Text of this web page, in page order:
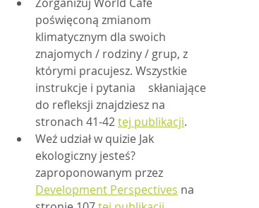
poświęconą zmianom
klimatycznym dla swoich
znajomych / rodziny / grup, z
którymi pracujesz. Wszystkie
instrukcje i pytania 	skłaniające
do refleksji znajdziesz na
stronach 41-42 tej publikacji.
Weź udział w quizie Jak
ekologiczny jesteś?
zaproponowanym przez
Development Perspectives na